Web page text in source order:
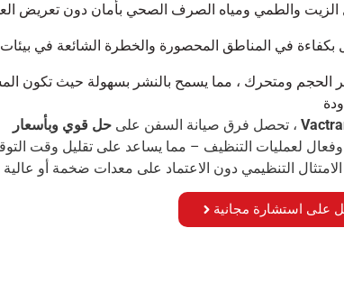
الزيت والطمي ومياه الصرف الصحي بأمان دون تعريض
بكفاءة في المناطق المحصورة والخطرة الشائعة في بيئات
الحجم ومتحرك ، مما يسمح بالنشر بسهولة حيث تكون
، تحصل فرق صيانة السفن على حل قوي وبأسعار
وفعال لعمليات التنظيف – مما يساعد على تقليل وقت
التنظيمي دون الاعتماد على معدات ضخمة أو عالية
على استشارة مجانية